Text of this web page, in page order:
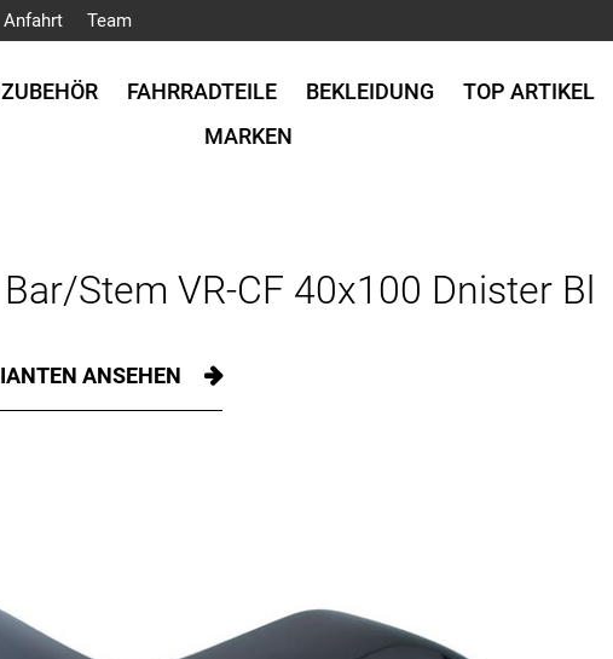
Anfahrt Team
FAHRRADTEILE BEKLEIDUNG TOP ARTIKEL
MARKEN
Stem VR-CF 40x100 Dnister Bl
ANSEHEN